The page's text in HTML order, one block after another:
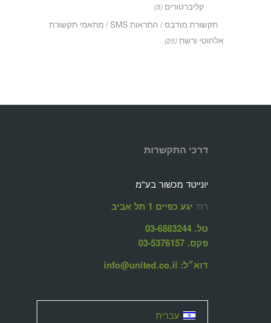
קליברטורים (3)
תקשורת מודבס / התראות SMS / מתאמי תקשורת
אלחוטי ורשת (25)
דרכי התקשרות
יונייטד מכשור בע"מ
רח' יגע כפיים 1 תל אביב
טל. 03-6883244
פקס. 03-5376157
דוא״ל: info@united.co.il
עברית